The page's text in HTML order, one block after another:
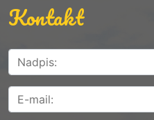
Kontakt